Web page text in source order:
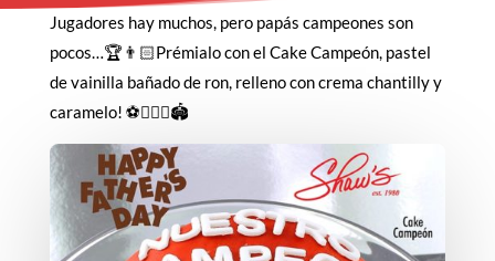
Jugadores hay muchos, pero papás campeones son
pocos…🏆👨🏻Prémialo con el Cake Campeón, pastel
de vainilla bañado de ron, relleno con crema chantilly y
caramelo! ⚽️🏃🏻‍♂️🏟